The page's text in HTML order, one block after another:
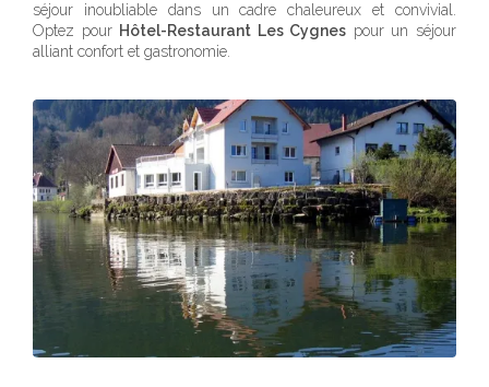
séjour inoubliable dans un cadre chaleureux et convivial.
Optez pour Hôtel-Restaurant Les Cygnes pour un séjour
alliant confort et gastronomie.